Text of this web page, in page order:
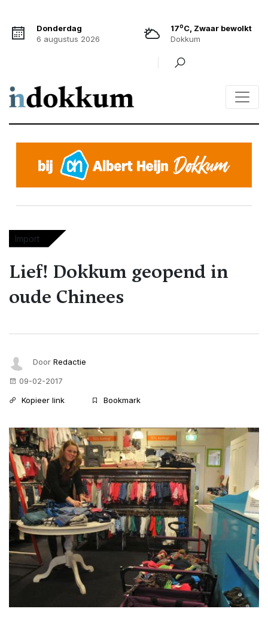
Donderdag
6 augustus 2026
17oC, Zwaar bewolkt
Dokkum
Import
Lief! Dokkum geopend in
oude Chinees
Door Redactie
09-02-2017
Kopieer link
Bookmark